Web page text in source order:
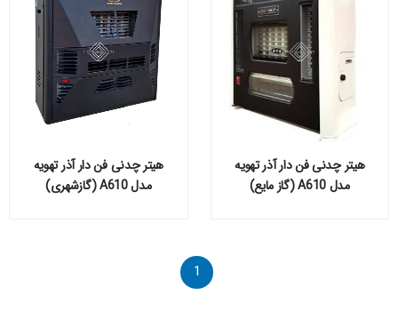
هیتر چدنی فن دار آذر تهویه
مدل A610 (گاز مایع)
هیتر چدنی فن دار آذر تهویه
مدل A610 (گازشهری)
1